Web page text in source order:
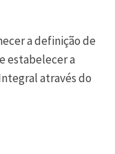
a definição de
estabelecer a
através do